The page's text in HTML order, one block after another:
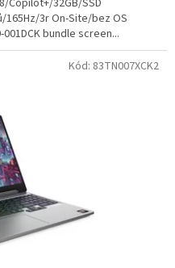
Copilot+/32GB/SSD
165Hz/3r On-Site/bez OS
bundle screen...
Kód: 83TN007XCK2